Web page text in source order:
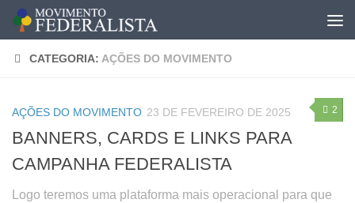
CATEGORIA: AÇÕES DO MOVIMENTO
2
AÇÕES DO MOVIMENTO 23 DE FEVEREIRO DE 2025
BANNERS, CARDS E LINKS PARA
CAMPANHA FEDERALISTA
Logo teremos uma plataforma mais operacional para que